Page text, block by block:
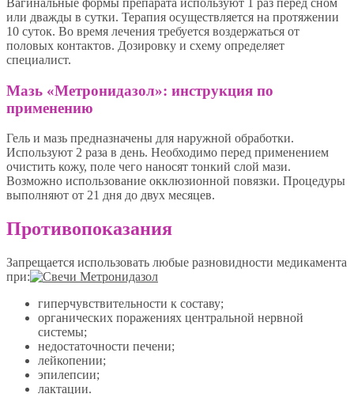
Вагинальные формы препарата используют 1 раз перед сном
или дважды в сутки. Терапия осуществляется на протяжении
10 суток. Во время лечения требуется воздержаться от
половых контактов. Дозировку и схему определяет
специалист.
Мазь «Метронидазол»: инструкция по
применению
Гель и мазь предназначены для наружной обработки.
Используют 2 раза в день. Необходимо перед применением
очистить кожу, поле чего наносят тонкий слой мази.
Возможно использование окклюзионной повязки. Процедуры
выполняют от 21 дня до двух месяцев.
Противопоказания
Запрещается использовать любые разновидности медикамента
при:
гиперчувствительности к составу;
органических поражениях центральной нервной
системы;
недостаточности печени;
лейкопении;
эпилепсии;
лактации.